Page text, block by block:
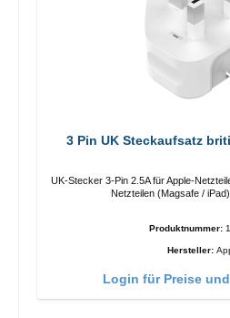
3 Pin UK Steckaufsatz
UK-Stecker 3-Pin 2.5A für Apple-
Netzteilen (Magsafe /
Produktnummer:
Hersteller:
Login für Preise